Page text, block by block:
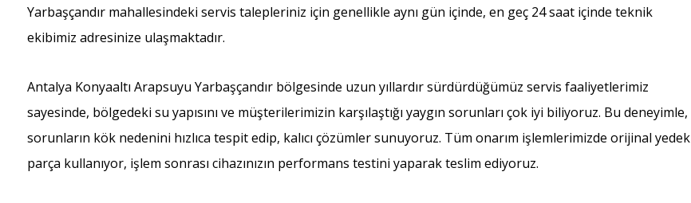
Yarbaşçandır mahallesindeki servis talepleriniz için genellikle aynı gün içinde, en geç 24 saat içinde teknik
ekibimiz adresinize ulaşmaktadır.
Antalya Konyaaltı Arapsuyu Yarbaşçandır bölgesinde uzun yıllardır sürdürdüğümüz servis faaliyetlerimiz
sayesinde, bölgedeki su yapısını ve müşterilerimizin karşılaştığı yaygın sorunları çok iyi biliyoruz. Bu deneyimle,
sorunların kök nedenini hızlıca tespit edip, kalıcı çözümler sunuyoruz. Tüm onarım işlemlerimizde orijinal yedek
parça kullanıyor, işlem sonrası cihazınızın performans testini yaparak teslim ediyoruz.